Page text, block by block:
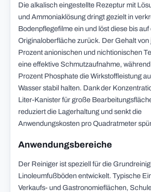
Die alkalisch eingestellte Rezeptur mit
und Ammoniaklösung dringt gezielt in
Bodenpflegefilme ein und löst diese bis
Originaloberfläche zurück. Der Gehalt von
Prozent anionischen und nichtionischen
eine effektive Schmutzaufnahme,
Prozent Phosphate die Wirkstoffleistung
Wasser stabil halten. Dank der
Liter-Kanister für große
reduziert die Lagerhaltung und senkt die
Anwendungskosten pro Quadratmeter
Anwendungsbereiche
Der Reiniger ist speziell für die
Linoleumfußböden entwickelt. Typische
Verkaufs- und Gastronomieflächen,